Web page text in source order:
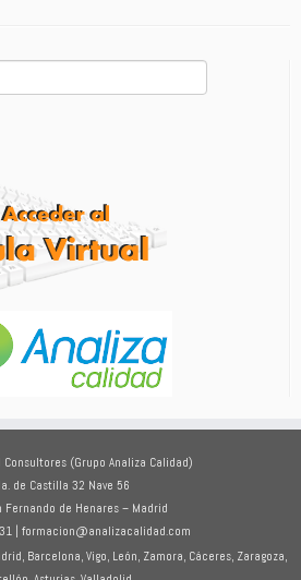
(Grupo Analiza Calidad)
de Castilla 32 Nave 56
Fernando de Henares – Madrid
| formacion@analizacalidad.com
Barcelona, Vigo, León, Zamora, Cáceres, Zaragoza,